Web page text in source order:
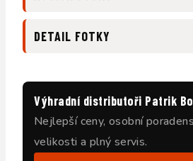
DETAIL FOTKY
Výhradní distributoři Patrik
Nejlepší ceny, osobní
velikosti a plný servis.